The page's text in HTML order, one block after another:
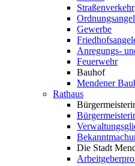
Straßenverkehr
Gewerbe
Anregungs-
Feuerwehr
Bauhof
Mendener
Rathaus
Die Stadt